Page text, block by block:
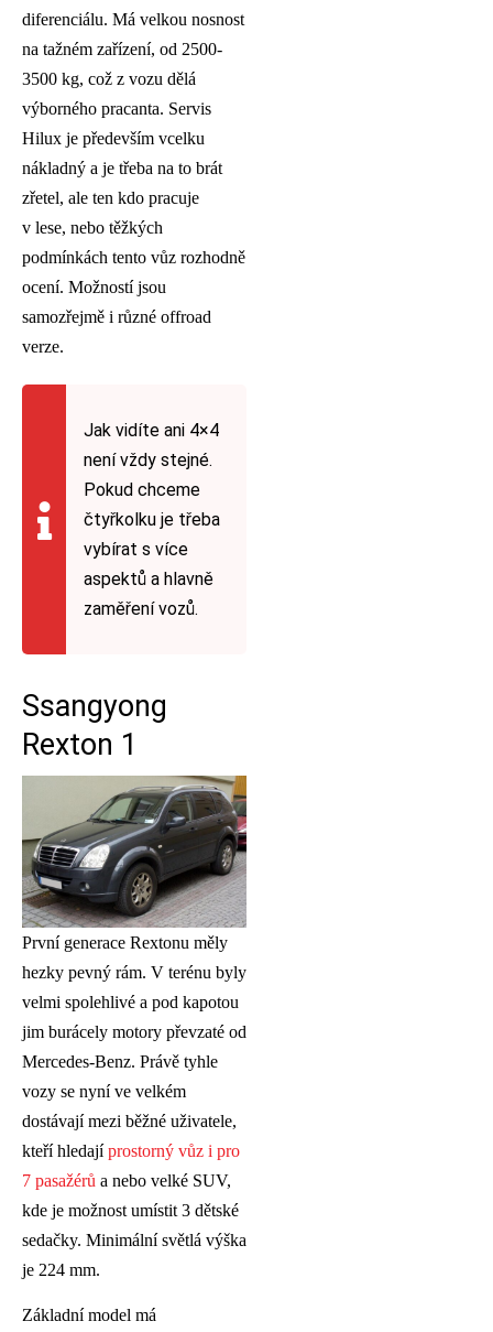
diferenciálu. Má velkou nosnost
na tažném zařízení, od 2500-
3500 kg, což z vozu dělá
výborného pracanta. Servis
Hilux je především vcelku
nákladný a je třeba na to brát
zřetel, ale ten kdo pracuje
v lese, nebo těžkých
podmínkách tento vůz rozhodně
ocení. Možností jsou
samozřejmě i různé offroad
verze.
Jak vidíte ani 4×4
není vždy stejné.
Pokud chceme
čtyřkolku je třeba
vybírat s více
aspektů a hlavně
zaměření vozů.
Ssangyong
Rexton 1
První generace Rextonu měly
hezky pevný rám. V terénu byly
velmi spolehlivé a pod kapotou
jim burácely motory převzaté od
Mercedes-Benz. Právě tyhle
vozy se nyní ve velkém
dostávají mezi běžné uživatele,
kteří hledajíprostorný vůz i pro
7 pasažérů a nebo velké SUV,
kde je možnost umístit 3 dětské
sedačky. Minimální světlá výška
je 224 mm.
Základní model má